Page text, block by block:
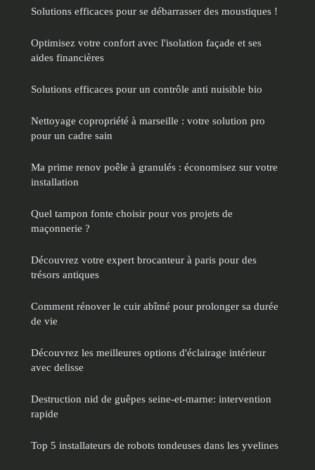
Solutions efficaces pour se débarrasser des moustiques !
Optimisez votre confort avec l'isolation façade et ses
aides financières
Solutions efficaces pour un contrôle anti nuisible bio
Nettoyage copropriété à marseille : votre solution pro
pour un cadre sain
Ma prime renov poêle à granulés : économisez sur votre
installation
Quel tampon fonte choisir pour vos projets de
maçonnerie ?
Découvrez votre expert brocanteur à paris pour des
trésors antiques
Comment rénover le cuir abîmé pour prolonger sa durée
de vie
Découvrez les meilleures options d'éclairage intérieur
avec delisse
Destruction nid de guêpes seine-et-marne: intervention
rapide
Top 5 installateurs de robots tondeuses dans les yvelines